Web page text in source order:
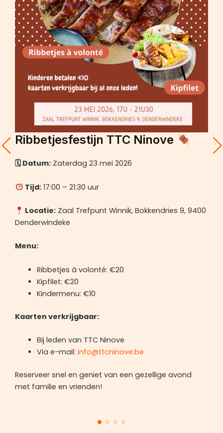
Ribbetjesfestijn TTC Ninove
🗓 Datum: Zaterdag 23 mei 2026
Tijd:17:00 – 21:30 uur
Locatie:Zaal Trefpunt Winnik, Bokkendries 9, 9400
Denderwindeke
Menu:
Ribbetjes à volonté: €20
Kipfilet: €20
Kindermenu: €10
Kaarten verkrijgbaar:
Bij leden van TTC Ninove
Via e-mail: info@ttcninove.be
Reserveer snel en geniet van een gezellige avond
met familie en vrienden!